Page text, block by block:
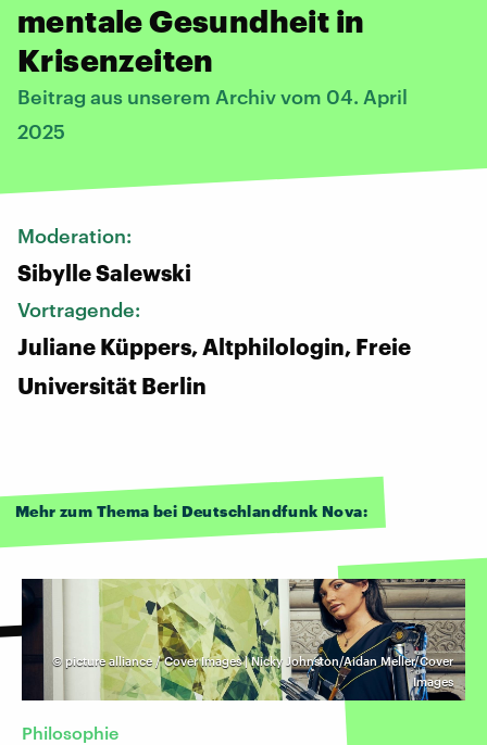
mentale Gesundheit in
Krisenzeiten
Beitrag aus unserem Archiv vom 04. April
2025
Moderation:
Sibylle Salewski
Vortragende:
Juliane Küppers, Altphilologin, Freie
Universität Berlin
Mehr zum Thema bei Deutschlandfunk Nova:
© picture alliance / Cover Images | Nicky Johnston/Aidan Meller/Cover
Images
Philosophie